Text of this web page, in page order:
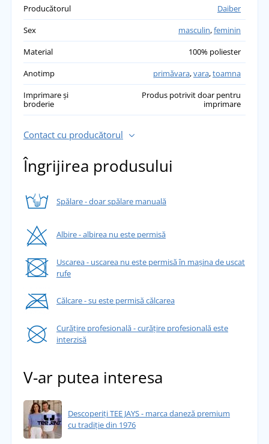
Producătorul
Daiber
Sex
masculin,feminin
Material
100% poliester
Anotimp
primăvara,vara,toamna
Imprimare și
broderie
Produs potrivit doar pentru
imprimare
Contact cu producătorul
Îngrijirea produsului
Spălare - doar spălare manuală
Albire - albirea nu este permisă
Uscarea - uscarea nu este permisă în mașina de uscat
rufe
Călcare - su este permisă călcarea
Curățire profesională - curățire profesională este
interzisă
V-ar putea interesa
Descoperiți TEE JAYS - marca daneză premium
cu tradiție din 1976